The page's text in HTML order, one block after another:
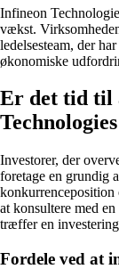
Infineon
vækst.
ledelsesteam, der
økonomiske
Er det tid til
Investorer, der
foretage en grundig
at konsultere med
træffer en
Fordele ved at